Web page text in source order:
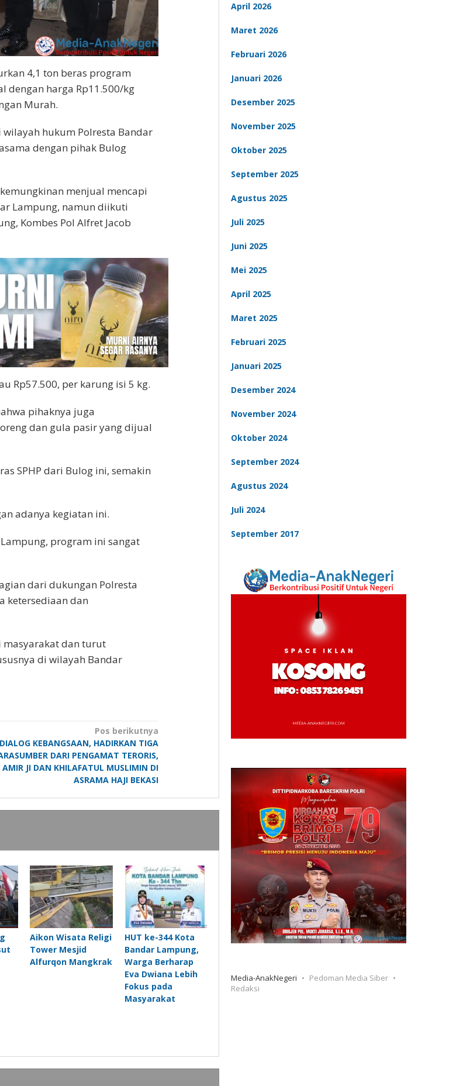
4,1 ton beras program
dengan harga Rp11.500/kg
Murah.
hukum Polresta Bandar
dengan pihak Bulog
menjual mencapi
Lampung, namun diikuti
Kombes Pol Alfret Jacob
Rp57.500, per karung isi 5 kg.
pihaknya juga
dan gula pasir yang dijual
SPHP dari Bulog ini, semakin
adanya kegiatan ini.
program ini sangat
dari dukungan Polresta
ketersediaan dan
masyarakat dan turut
di wilayah Bandar
Pos berikutnya
DIALOG KEBANGSAAN, HADIRKAN TIGA
DARI PENGAMAT TERORIS,
JI DAN KHILAFATUL MUSLIMIN DI
ASRAMA HAJI BEKASI
Aikon Wisata Religi
Tower Mesjid
Alfurqon Mangkrak
HUT ke-344 Kota
Bandar Lampung,
Warga Berharap
Eva Dwiana Lebih
Fokus pada
Masyarakat
April 2026
Maret 2026
Februari 2026
Januari 2026
Desember 2025
November 2025
Oktober 2025
September 2025
Agustus 2025
Juli 2025
Juni 2025
Mei 2025
April 2025
Maret 2025
Februari 2025
Januari 2025
Desember 2024
November 2024
Oktober 2024
September 2024
Agustus 2024
Juli 2024
September 2017
Media-AnakNegeri
Pedoman Media Siber
Redaksi